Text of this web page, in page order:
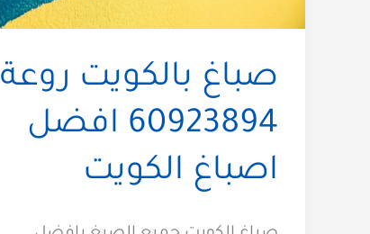
صباغ بالكويت روعة
60923894 افضل
اصباغ الكويت